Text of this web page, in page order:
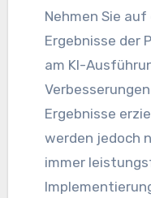
Nehmen Sie auf der Grundlage der
Ergebnisse der
am KI-
Ergebnisse
werden jedoch
immer